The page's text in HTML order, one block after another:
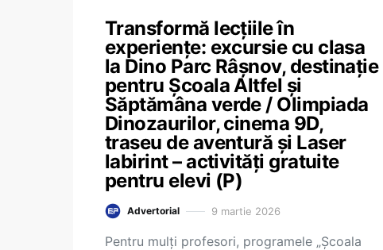
Transformă lecțiile în
experiențe: excursie cu clasa
la Dino Parc Râșnov, destinație
pentru Școala Altfel și
Săptămâna verde / Olimpiada
Dinozaurilor, cinema 9D,
traseu de aventură și Laser
labirint – activități gratuite
pentru elevi (P)
Advertorial 9 martie 2026
Pentru mulți profesori, programele „Școala